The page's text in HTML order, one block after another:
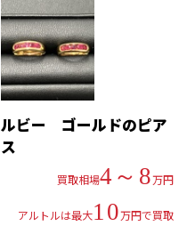
ルビー ゴールドのピア
ス
買取相場4～8万円
アルトルは最大10万円で買取